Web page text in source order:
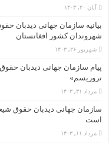
آبان ۲۰, ۱۴۰۳
بیانیه سازمان جهانی دیدبان
شهروندان کشور افغانستان
شهریور ۲۶, ۱۴۰۳
پیام سازمان جهانی دیدبان
تروریسم»
مرداد ۳۱, ۱۴۰۳
سازمان جهانی دیدبان حقوق
است
مرداد ۱۱, ۱۴۰۳